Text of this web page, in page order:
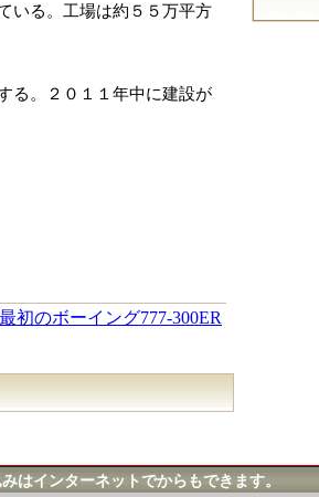
いる。工場は約５５万平方
る。２０１１年中に建設が
初のボーイング777-300ER
はインターネットでからもできます。